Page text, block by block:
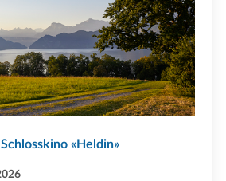
«Heldin»